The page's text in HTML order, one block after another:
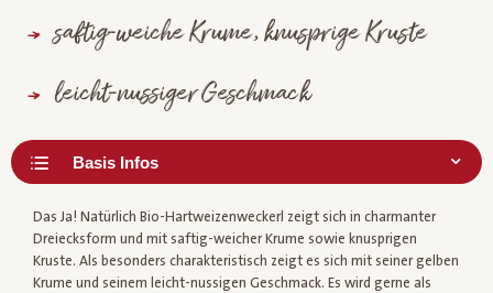
saftig-weiche Krume, knusprige Kruste
leicht-nussiger Geschmack
Das Ja! Natürlich Bio-Hartweizenweckerl zeigt sich in charmanter
Dreiecksform und mit saftig-weicher Krume sowie knusprigen
Kruste. Als besonders charakteristisch zeigt es sich mit seiner gelben
Krume und seinem leicht-nussigen Geschmack. Es wird gerne als